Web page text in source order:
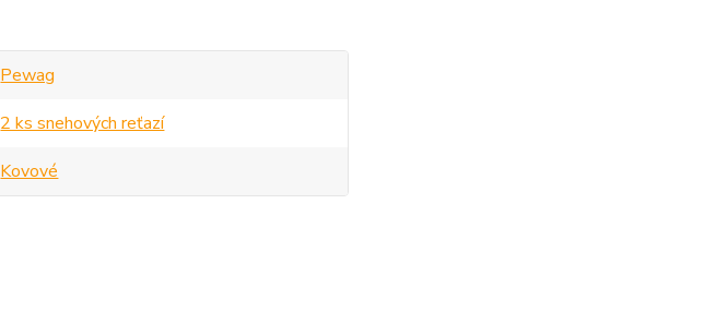
Pewag
2 ks snehových reťazí
Kovové